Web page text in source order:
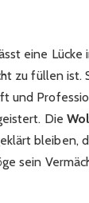
eine Lücke
zu füllen ist.
und
Die
bleiben,
sein